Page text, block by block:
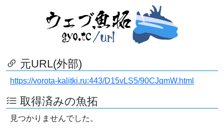
元URL(外部)
https://vorota-kalitki.ru:443/D15vLS5/90CJqmW.html
取得済みの魚拓
見つかりませんでした。